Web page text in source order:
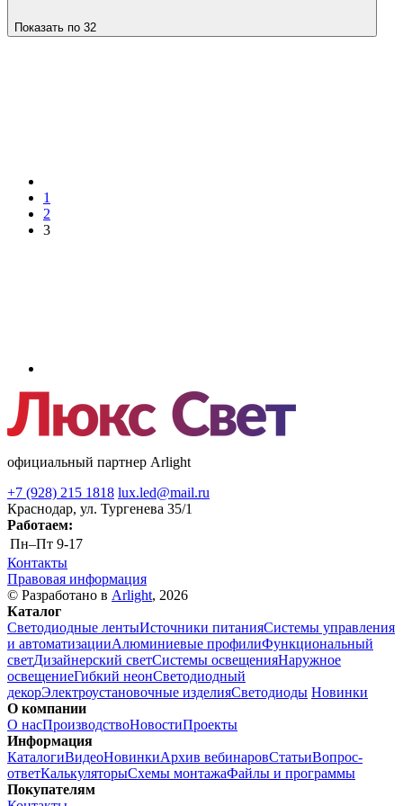
Показать по 32
1
2
3
официальный партнер Arlight
+7 (928) 215 1818 lux.led@mail.ru
Краснодар, ул. Тургенева 35/1
Работаем:
Пн–Пт 9-17
Контакты
Правовая информация
© Разработано в Arlight, 2026
Каталог
Светодиодные лентыИсточники питанияСистемы управления
и автоматизацииАлюминиевые профилиФункциональный
светДизайнерский светСистемы освещенияНаружное
освещениеГибкий неонСветодиодный
декорЭлектроустановочные изделияСветодиоды Новинки
О компании
О насПроизводствоНовостиПроекты
Информация
КаталогиВидеоНовинкиАрхив вебинаровСтатьиВопрос-
ответКалькуляторыСхемы монтажаФайлы и программы
Покупателям